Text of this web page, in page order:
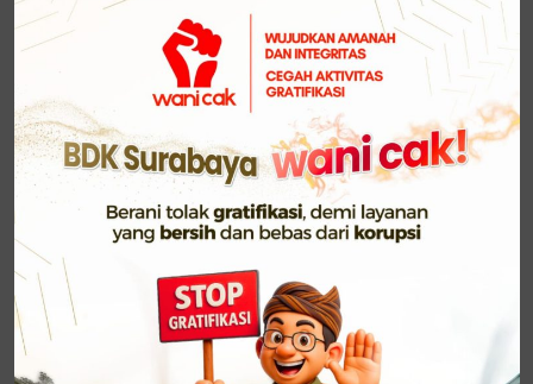
Beliau juga memberikan penekanan tentang
pentingnya kedisiplinan dalam bekerja, dengan
mengambil contoh materi Peraturan Baris Berbaris
(PBB). “Mungkin banyak yang bertanya, mengapa
seorang dosen perlu mengikuti PBB? Jawabannya
adalah untuk menanamkan disiplin—disiplin individu
dan disiplin tim. Di dalam sebuah organisasi, disiplin
adalah pondasi agar semua anggota bergerak
serentak untuk mencapai tujuan bersama,” terang
Syaifudin.